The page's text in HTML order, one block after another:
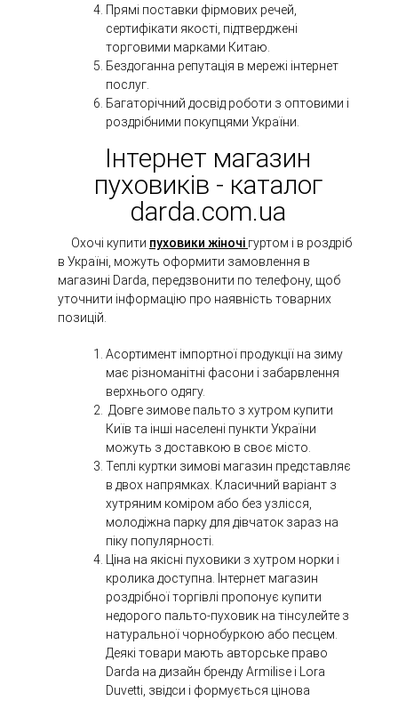
Прямі поставки фірмових речей,
сертифікати якості, підтверджені
торговими марками Китаю.
Бездоганна репутація в мережі інтернет
послуг.
Багаторічний досвід роботи з оптовими і
роздрібними покупцями України.
Інтернет магазин
пуховиків - каталог
darda.com.ua
Охочі купити пуховики жіночі гуртом і в роздріб
в Україні, можуть оформити замовлення в
магазині Darda, передзвонити по телефону, щоб
уточнити інформацію про наявність товарних
позицій.
Асортимент імпортної продукції на зиму
має різноманітні фасони і забарвлення
верхнього одягу.
Довге зимове пальто з хутром купити
Київ та інші населені пункти України
можуть з доставкою в своє місто.
Теплі куртки зимові магазин представляє
в двох напрямках. Класичний варіант з
хутряним коміром або без узлісся,
молодіжна парку для дівчаток зараз на
піку популярності.
Ціна на якісні пуховики з хутром норки і
кролика доступна. Інтернет магазин
роздрібної торгівлі пропонує купити
недорого пальто-пуховик на тінсулейте з
натуральної чорнобуркою або песцем.
Деякі товари мають авторське право
Darda на дизайн бренду Armilise і Lora
Duvetti, звідси і формується цінова